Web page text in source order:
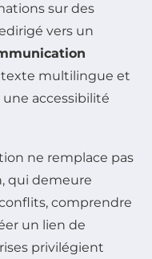
sur des
vers un
multilingue et
accessibilité
ne remplace pas
qui demeure
comprendre
un lien de
privilégient